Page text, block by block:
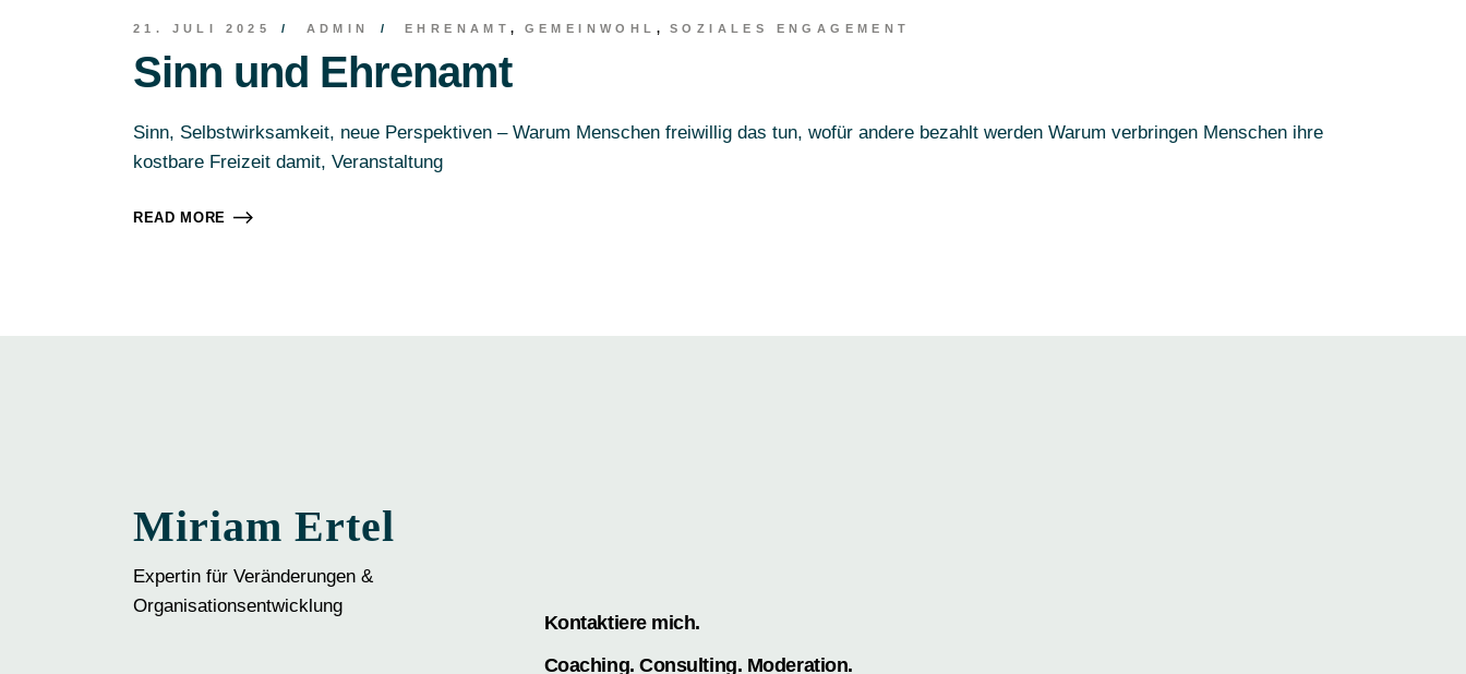
21. JULI 2025 ADMIN EHRENAMT GEMEINWOHL SOZIALES ENGAGEMENT
Sinn und Ehrenamt
Sinn, Selbstwirksamkeit, neue Perspektiven – Warum Menschen freiwillig das tun, wofür andere bezahlt werden Warum verbringen Menschen ihre
kostbare Freizeit damit, Veranstaltung
READ MORE
Miriam Ertel
Expertin für Veränderungen &
Organisationsentwicklung
Kontaktiere mich.
Coaching. Consulting. Moderation.